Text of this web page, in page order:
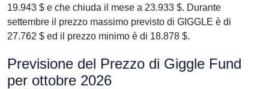
19.943 $ e che chiuda il mese a 23.933 $. Durante
settembre il prezzo massimo previsto di GIGGLE è di
27.762 $ ed il prezzo minimo è di 18.878 $.
Previsione del Prezzo di Giggle Fund
per ottobre 2026